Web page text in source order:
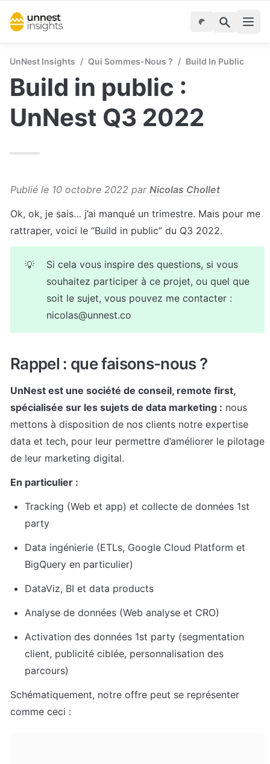
UnNest Insights / Qui Sommes-Nous ? / Build In Public
Build in public :
UnNest Q3 2022
Publié le 10 octobre 2022 par Nicolas Chollet
Ok, ok, je sais… j’ai manqué un trimestre. Mais pour me
rattraper, voici le “Build in public” du Q3 2022.
💡
Si cela vous inspire des questions, si vous
souhaitez participer à ce projet, ou quel que
soit le sujet, vous pouvez me contacter :
nicolas@unnest.co
Rappel : que faisons-nous ?
UnNest est une société de conseil, remote first,
spécialisée sur les sujets de data marketing : nous
mettons à disposition de nos clients notre expertise
data et tech, pour leur permettre d’améliorer le pilotage
de leur marketing digital.
En particulier :
Tracking (Web et app) et collecte de données 1st
party
Data ingénierie (ETLs, Google Cloud Platform et
BigQuery en particulier)
DataViz, BI et data products
Analyse de données (Web analyse et CRO)
Activation des données 1st party (segmentation
client, publicité ciblée, personnalisation des
parcours)
Schématiquement, notre offre peut se représenter
comme ceci :